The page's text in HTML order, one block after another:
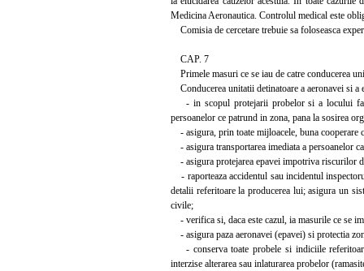
Medicina Aeronautica. Controlul medical este
Comisia de cercetare trebuie sa foloseasca
CAP. 7
Primele masuri ce se iau de catre conducerea
Conducerea unitatii detinatoare a aeronavei si
- in scopul protejarii probelor si a locului
persoanelor ce patrund in zona, pana la sosirea
- asigura, prin toate mijloacele, buna cooperare
- asigura transportarea imediata a persoanelor
- asigura protejarea epavei impotriva riscurilor
- raporteaza accidentul sau incidentul
detalii referitoare la producerea lui; asigura un
civile;
- verifica si, daca este cazul, ia masurile ce se
- asigura paza aeronavei (epavei) si protectia
- conserva toate probele si indiciile
interzise alterarea sau inlaturarea probelor